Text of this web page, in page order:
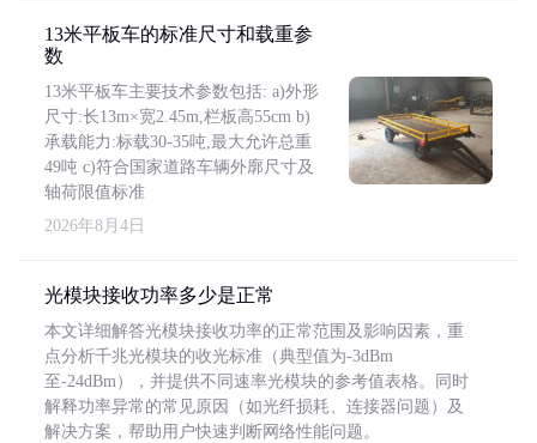
13米平板车的标准尺寸和载重参
数
13米平板车主要技术参数包括: a)外形
尺寸:长13m×宽2.45m,栏板高55cm b)
承载能力:标载30-35吨,最大允许总重
49吨 c)符合国家道路车辆外廓尺寸及
轴荷限值标准
2026年8月4日
光模块接收功率多少是正常
本文详细解答光模块接收功率的正常范围及影响因素，重
点分析千兆光模块的收光标准（典型值为-3dBm
至-24dBm），并提供不同速率光模块的参考值表格。同时
解释功率异常的常见原因（如光纤损耗、连接器问题）及
解决方案，帮助用户快速判断网络性能问题。